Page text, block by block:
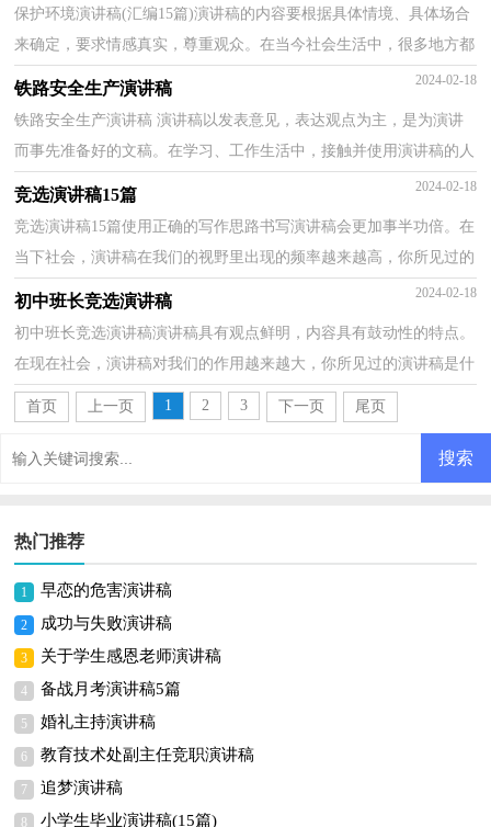
保护环境演讲稿(汇编15篇)演讲稿的内容要根据具体情境、具体场合
来确定，要求情感真实，尊重观众。在当今社会生活中，很多地方都
会使用到演讲稿，大家知道演讲稿的格式吗？以下是小编...
铁路安全生产演讲稿 2024-02-18
铁路安全生产演讲稿 演讲稿以发表意见，表达观点为主，是为演讲
而事先准备好的文稿。在学习、工作生活中，接触并使用演讲稿的人
越来越多，那要怎么写好演讲稿呢？下面是小编为大家收...
竞选演讲稿15篇 2024-02-18
竞选演讲稿15篇使用正确的写作思路书写演讲稿会更加事半功倍。在
当下社会，演讲稿在我们的视野里出现的频率越来越高，你所见过的
演讲稿是什么样的呢？下面是小编收集整理的竞选演...
初中班长竞选演讲稿 2024-02-18
初中班长竞选演讲稿演讲稿具有观点鲜明，内容具有鼓动性的特点。
在现在社会，演讲稿对我们的作用越来越大，你所见过的演讲稿是什
么样的呢？以下是小编帮大家整理的初中班长竞选演讲...
首页 上一页 1 2 3 下一页 尾页
热门推荐
1 早恋的危害演讲稿
2 成功与失败演讲稿
3 关于学生感恩老师演讲稿
4 备战月考演讲稿5篇
5 婚礼主持演讲稿
6 教育技术处副主任竞职演讲稿
7 追梦演讲稿
8 小学生毕业演讲稿(15篇)